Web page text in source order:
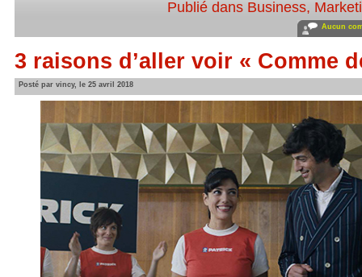
Publié dans Business,
Aucun
3 raisons d’aller voir « Comme
Posté par vincy, le 25 avril 2018